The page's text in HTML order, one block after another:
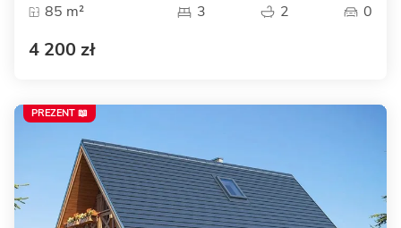
85 m²
3 2 0
4 200 zł
PREZENT 📖